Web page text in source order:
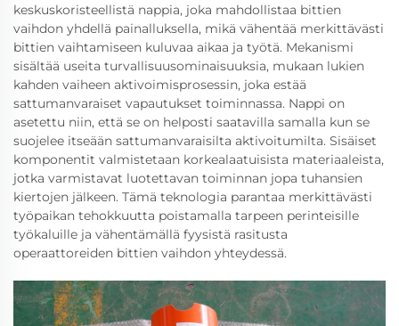
keskuskoristeellistä nappia, joka mahdollistaa bittien
vaihdon yhdellä painalluksella, mikä vähentää merkittävästi
bittien vaihtamiseen kuluvaa aikaa ja työtä. Mekanismi
sisältää useita turvallisuusominaisuuksia, mukaan lukien
kahden vaiheen aktivoimisprosessin, joka estää
sattumanvaraiset vapautukset toiminnassa. Nappi on
asetettu niin, että se on helposti saatavilla samalla kun se
suojelee itseään sattumanvaraisilta aktivoitumilta. Sisäiset
komponentit valmistetaan korkealaatuisista materiaaleista,
jotka varmistavat luotettavan toiminnan jopa tuhansien
kiertojen jälkeen. Tämä teknologia parantaa merkittävästi
työpaikan tehokkuutta poistamalla tarpeen perinteisille
työkaluille ja vähentämällä fyysistä rasitusta
operaattoreiden bittien vaihdon yhteydessä.